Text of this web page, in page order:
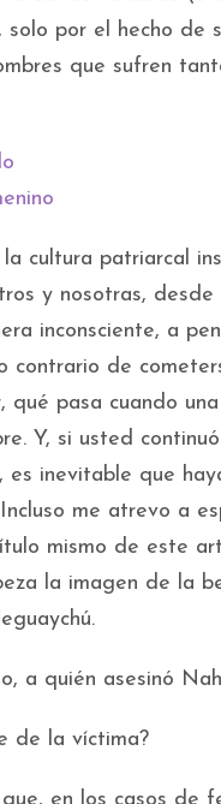
solo por el hecho de
que sufren
cultura patriarcal
y nosotras, desde
inconsciente, a
contrario de
qué pasa cuando
Y, si usted
es inevitable que
me atrevo a
mismo de este
la imagen de la
a quién asesinó
de la víctima?